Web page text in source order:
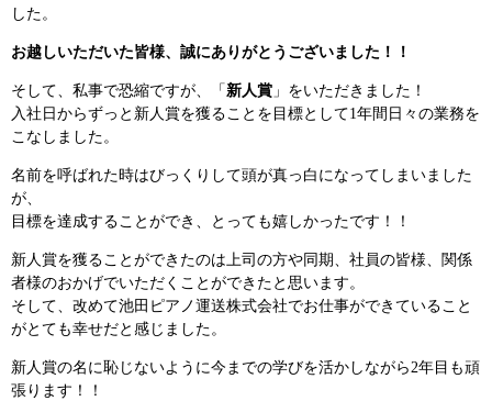
した。
お越しいただいた皆様、誠にありがとうございました！！
そして、私事で恐縮ですが、「 新人賞 」をいただきました！
入社日からずっと新人賞を獲ることを目標として1年間日々の業務を
こなしました。
名前を呼ばれた時はびっくりして頭が真っ白になってしまいました
が、
目標を達成することができ、とっても嬉しかったです！！
新人賞を獲ることができたのは上司の方や同期、社員の皆様、関係
者様のおかげでいただくことができたと思います。
そして、改めて池田ピアノ運送株式会社でお仕事ができていること
がとても幸せだと感じました。
新人賞の名に恥じないように今までの学びを活かしながら2年目も頑
張ります！！